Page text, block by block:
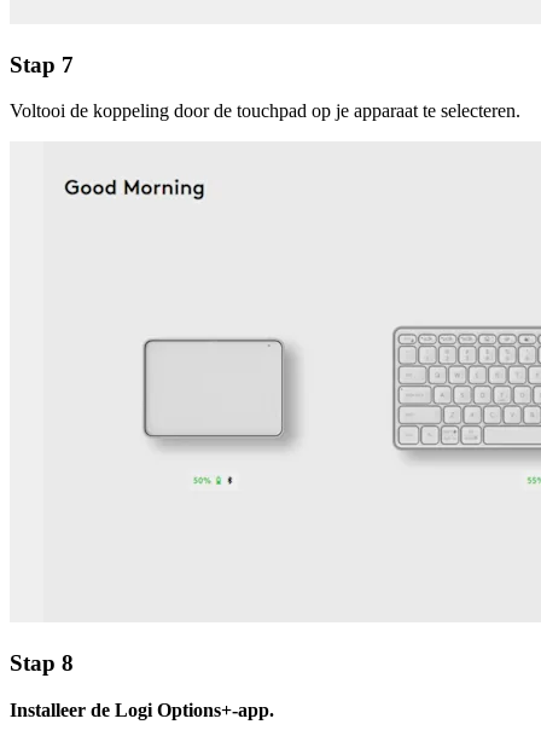
Stap 7
Voltooi de koppeling door de touchpad op je apparaat te selecteren.
Stap 8
Installeer de Logi Options+-app.